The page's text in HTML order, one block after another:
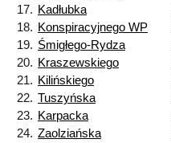
17. Kadłubka
18. Konspiracyjnego WP
19. Śmigłego-Rydza
20. Kraszewskiego
21. Kilińskiego
22. Tuszyńska
23. Karpacka
24. Zaolziańska